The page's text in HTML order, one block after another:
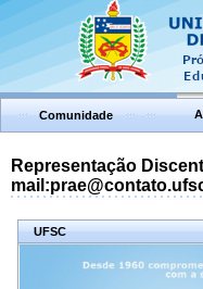
Comunidade
Representação
UFSC